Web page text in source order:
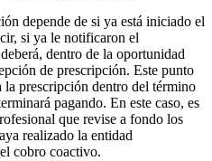
depende de si ya está iniciado el
si ya le notificaron el
dentro de la oportunidad
de prescripción. Este punto
la prescripción dentro del término
pagando. En este caso, es
que revise a fondo los
realizado la entidad
cobro coactivo.